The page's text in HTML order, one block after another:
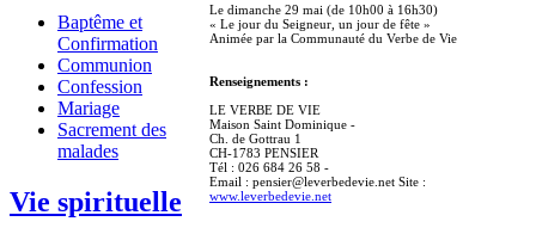
Baptême et
Confirmation
Communion
Confession
Mariage
Sacrement des
malades
Vie spirituelle
Le dimanche 29 mai (de 10h00 à 16h30)
« Le jour du Seigneur, un jour de fête »
Animée par la Communauté du Verbe de Vie
Renseignements :
LE VERBE DE VIE
Maison Saint Dominique -
Ch. de Gottrau 1
CH-1783 PENSIER
Tél : 026 684 26 58 -
Email : pensier@leverbedevie.net Site :
www.leverbedevie.net